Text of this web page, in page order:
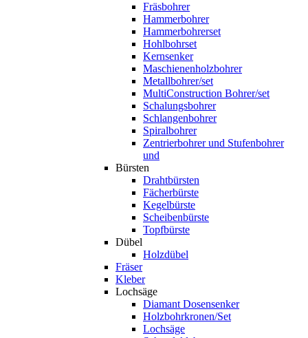
Fräsbohrer
Hammerbohrer
Hammerbohrerset
Hohlbohrset
Kernsenker
Maschienenholzbohrer
Metallbohrer/set
MultiConstruction Bohrer/set
Schalungsbohrer
Schlangenbohrer
Spiralbohrer
Zentrierbohrer und Stufenbohrer
und
Bürsten
Drahtbürsten
Fächerbürste
Kegelbürste
Scheibenbürste
Topfbürste
Dübel
Holzdübel
Fräser
Kleber
Lochsäge
Diamant Dosensenker
Holzbohrkronen/Set
Lochsäge